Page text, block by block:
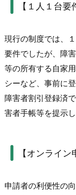
【１人１台要
現行の制度では、
要件でしたが、障
等の所有する自家
シーなど、事前に
障害者割引登録済
害者手帳等を提示
【オンライン
申請者の利便性の